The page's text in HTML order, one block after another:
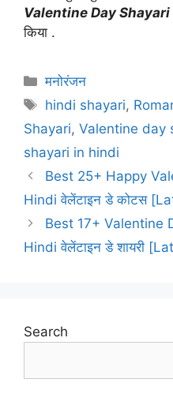
Valentine Day Shayari
किया .
Categories
मनोरंजन
Tags
hindi shayari,
Shayari, Valentine day
shayari in hindi
Best 25+ Happy
Hindi वेलेंटाइन डे कोटस
Best 17+ Valentine
Hindi वेलेंटाइन डे शायरी
Search